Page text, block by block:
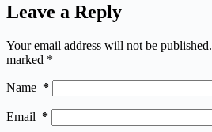
Leave a Reply
Your email address will not be published.
marked *
Name *
Email *